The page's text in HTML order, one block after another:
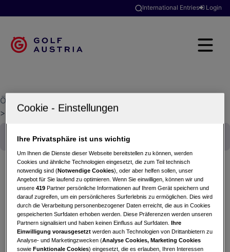
International Entries Login
Österreichischer Golfverband
>
GC Erzherzog Johann
Mannschaftsmeisterschaften Senioren Herren
Div. 1
28.05.2021
GC Erzherzog Johann
Turnierinfo
Nennliste
Startzeiten
Ihre Privatsphäre ist uns wichtig
Um Ihnen die Dienste dieser Webseite bereitstellen zu können, werden
Cookies und ähnliche Technologien eingesetzt, die zum Teil technisch
notwendig sind (Notwendige Cookies), oder aber helfen sollen, unser
Angebot für Sie laufend zu optimieren. Wenn Sie einwilligen, können wir und
unsere419 Partner persönliche Informationen auf Ihrem Gerät speichern und
darauf zugreifen, um ein persönlicheres Surferlebnis zu ermöglichen. Dies wird
durch die Verarbeitung personenbezogener Daten erreicht, die aus in Cookies
gespeicherten Surfdaten erhoben werden. Diese Präferenzen werden unseren
Partnern signalisiert und haben keinen Einfluss auf Surfdaten.Ihre
Einwilligung vorausgesetzt werden auch Technologien von Drittanbietern zu
Analyse- und Marketingzwecken (Analyse Cookies, Marketing Cookies
sowieFunktionale Cookies) eingesetzt, die es erlauben, Ihren Interessen